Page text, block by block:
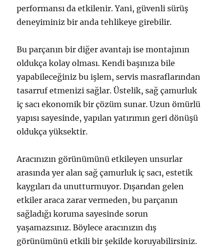
performansı da etkilenir. Yani, güvenli sürüş
deneyiminiz bir anda tehlikeye girebilir.
Bu parçanın bir diğer avantajı ise montajının
oldukça kolay olması. Kendi başınıza bile
yapabileceğiniz bu işlem, servis masraflarından
tasarruf etmenizi sağlar. Üstelik, sağ çamurluk
iç sacı ekonomik bir çözüm sunar. Uzun ömürlü
yapısı sayesinde, yapılan yatırımın geri dönüşü
oldukça yüksektir.
Aracınızın görünümünü etkileyen unsurlar
arasında yer alan sağ çamurluk iç sacı, estetik
kaygıları da unutturmuyor. Dışarıdan gelen
etkiler araca zarar vermeden, bu parçanın
sağladığı koruma sayesinde sorun
yaşamazsınız. Böylece aracınızın dış
görünümünü etkili bir şekilde koruyabilirsiniz.